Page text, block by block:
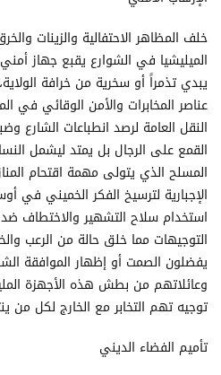
خلف المظاهر الاحتفالية والزينات
الميليشيا في الشوارع يقبع جهاز
يبدي تذمراً أو سخرية من خرافة
عناصر المخابرات والأمن الوقائي في
النقل العامة لرصد انطباعات
القمع على الرجال بل يمتد ليشمل
المسلح الذي يتولى مهمة اقتحام
الإجبارية لترسيخ الفكر الخميني في
استخدام سلاح التشهير والاختطاف
التوجيهات مما خلق حالة من الرعب
يفضلون الصمت أو إظهار الموافقة
وعائلاتهم من بطش هذه الأجهزة
توجيه تهم التخابر مع الخارج لكل من
تأميم الفضاء الديني